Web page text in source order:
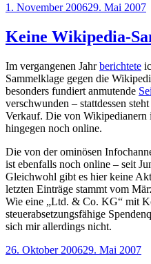
Veröffentlicht
1. November 200629. Mai 2007
Keine Wikipedia-
Im vergangenen Jahrberichtete
Sammelklage gegen die
besonders fundiert anmutende
verschwunden – stattdessen
Verkauf. Die von Wikipedianern
hingegen noch online.
Die von der ominösen
ist ebenfalls noch online – seit
Gleichwohl gibt es hier keine
letzten Einträge stammt vom
Wie eine „Ltd. & Co. KG“ mit
steuerabsetzungsfähige
sich mir allerdings nicht.
Veröffentlicht
26. Oktober 200629. Mai 2007